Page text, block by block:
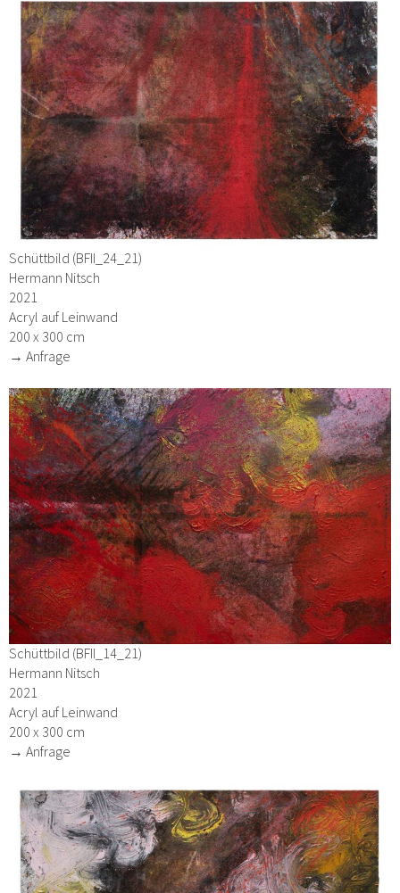
Schüttbild (BFII_24_21)
Hermann Nitsch
2021
Acryl auf Leinwand
200 x 300 cm
→ Anfrage
Schüttbild (BFII_14_21)
Hermann Nitsch
2021
Acryl auf Leinwand
200 x 300 cm
→ Anfrage